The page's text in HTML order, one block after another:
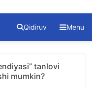
Qidiruv Menu
tanlovi
mumkin?